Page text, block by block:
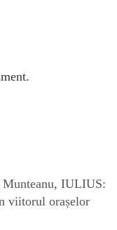
Munteanu, IULIUS:
viitorul orașelor